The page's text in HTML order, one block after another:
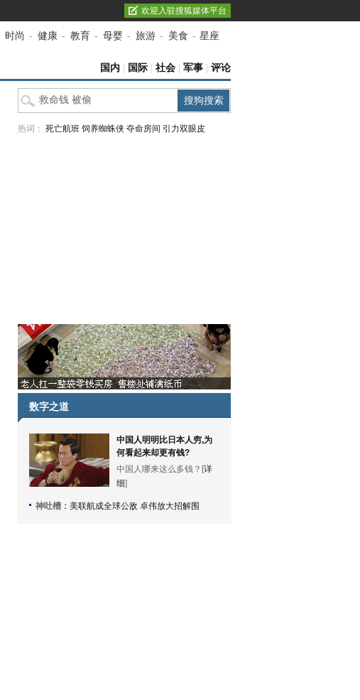
欢迎入驻搜狐媒体平台
时尚 - 健康 - 教育 - 母婴 - 旅游 - 美食 - 星座
国内 国际 社会 军事 评论
热词： 死亡航班 饲养蜘蛛侠 夺命房间 引力双眼皮
数字之道
中国人明明比日本人穷,为
何看起来却更有钱?
中国人哪来这么多钱？[详
细]
神吐槽： 美联航成全球公敌 卓伟放大招解围